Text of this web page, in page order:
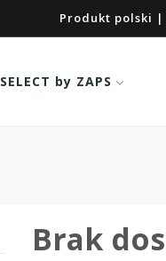
Produkt polski |
SELECT by ZAPS
Brak